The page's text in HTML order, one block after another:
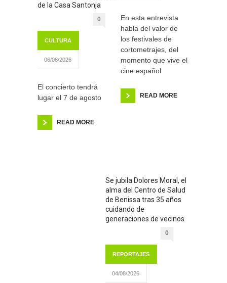
de la Casa Santonja
0
CULTURA
06/08/2026
El concierto tendrá
lugar el 7 de agosto
READ MORE
En esta entrevista
habla del valor de
los festivales de
cortometrajes, del
momento que vive el
cine español
READ MORE
Se jubila Dolores Moral, el
alma del Centro de Salud
de Benissa tras 35 años
cuidando de
generaciones de vecinos
0
REPORTAJES
04/08/2026